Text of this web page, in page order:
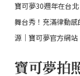
寶可夢30週年在台
舞台秀！充滿律動
源｜寶可夢官方網站
寶可夢拍